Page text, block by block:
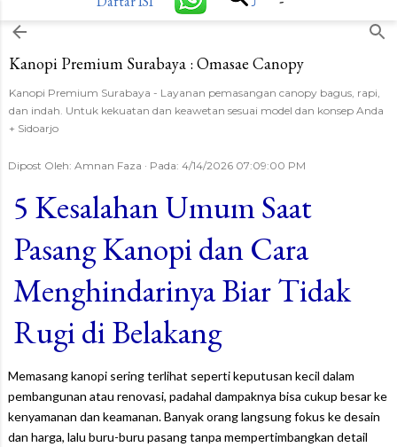
Langsung ke konten utama
Kanopi Premium Surabaya : Omasae Canopy
Kanopi Premium Surabaya - Layanan pemasangan canopy bagus, rapi,
dan indah. Untuk kekuatan dan keawetan sesuai model dan konsep Anda
+ Sidoarjo
Dipost Oleh: Amnan Faza Pada: 4/14/2026 07:09:00 PM
5 Kesalahan Umum Saat
Pasang Kanopi dan Cara
Menghindarinya Biar Tidak
Rugi di Belakang
Memasang kanopi sering terlihat seperti keputusan kecil dalam
pembangunan atau renovasi, padahal dampaknya bisa cukup besar ke
kenyamanan dan keamanan. Banyak orang langsung fokus ke desain
dan harga, lalu buru-buru pasang tanpa mempertimbangkan detail